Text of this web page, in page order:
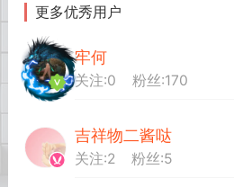
02-10 15:45
电脑端
卖挂
禁止发布联机可用的作弊
作弊模组的发布规范近期收到一
作弊模组在联机服务器使用,为
更多优秀用户
牢何
关注:0 粉丝:170
吉祥物二酱哒
关注:2 粉丝:5